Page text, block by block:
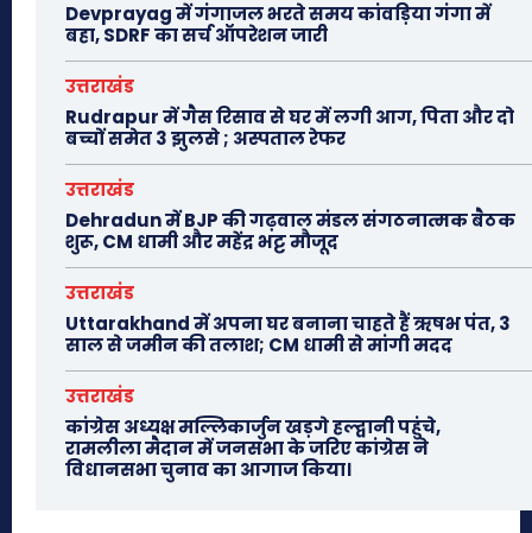
Devprayag में गंगाजल भरते समय कांवड़िया गंगा में
बहा, SDRF का सर्च ऑपरेशन जारी
उत्तराखंड
Rudrapur में गैस रिसाव से घर में लगी आग, पिता और दो
बच्चों समेत 3 झुलसे ; अस्पताल रेफर
उत्तराखंड
Dehradun में BJP की गढ़वाल मंडल संगठनात्मक बैठक
शुरू, CM धामी और महेंद्र भट्ट मौजूद
उत्तराखंड
Uttarakhand में अपना घर बनाना चाहते हैं ऋषभ पंत, 3
साल से जमीन की तलाश; CM धामी से मांगी मदद
उत्तराखंड
कांग्रेस अध्यक्ष मल्लिकार्जुन खड़गे हल्द्वानी पहुंचे,
रामलीला मैदान में जनसभा के जरिए कांग्रेस ने
विधानसभा चुनाव का आगाज किया।